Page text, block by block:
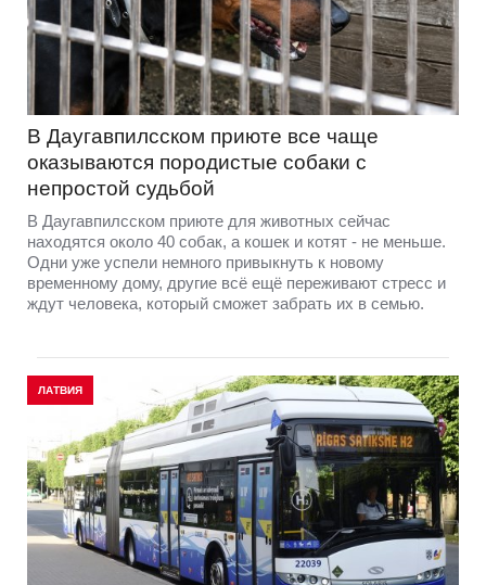
В Даугавпилсском приюте всe чаще
оказываются породистые собаки с
непростой судьбой
В Даугавпилсском приюте для животных сейчас
находятся около 40 собак, а кошек и котят - не меньше.
Одни уже успели немного привыкнуть к новому
временному дому, другие всё ещё переживают стресс и
ждут человека, который сможет забрать их в семью.
ЛАТВИЯ